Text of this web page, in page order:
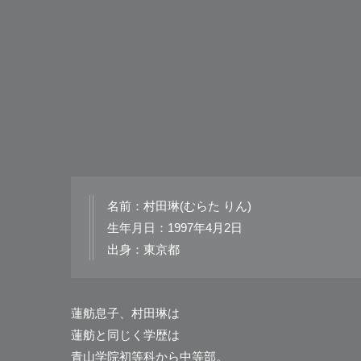
名前：村田琳(むらた りん)
生年月日：1997年4月2日
出身：東京都
蓮舫息子、村田琳は
蓮舫と同じく学歴は
青山学院初等科から中等部。